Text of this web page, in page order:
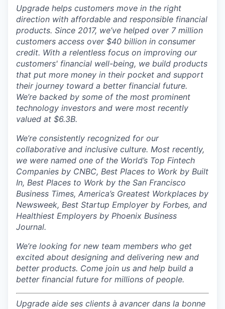
Upgrade helps customers move in the right
direction with affordable and responsible financial
products. Since 2017, we’ve helped over 7 million
customers access over $40 billion in consumer
credit. With a relentless focus on improving our
customers' financial well-being, we build products
that put more money in their pocket and support
their journey toward a better financial future.
We’re backed by some of the most prominent
technology investors and were most recently
valued at $6.3B.
We’re consistently recognized for our
collaborative and inclusive culture. Most recently,
we were named one of the World’s Top Fintech
Companies by CNBC, Best Places to Work by Built
In, Best Places to Work by the San Francisco
Business Times, America’s Greatest Workplaces by
Newsweek, Best Startup Employer by Forbes, and
Healthiest Employers by Phoenix Business
Journal.
We’re looking for new team members who get
excited about designing and delivering new and
better products. Come join us and help build a
better financial future for millions of people.
Upgrade aide ses clients à avancer dans la bonne